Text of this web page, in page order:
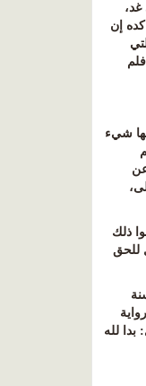
غد،
إن
شيء
ذلك
للحق
لله